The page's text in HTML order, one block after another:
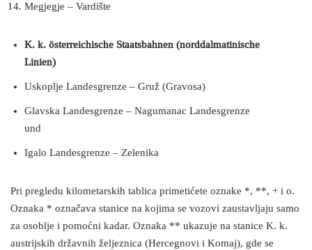
Megjegje – Vardište
K. k. österreichische Staatsbahnen (norddalmatinische
Linien)
Uskoplje Landesgrenze – Gruž (Gravosa)
Glavska Landesgrenze – Nagumanac Landesgrenze
und
Igalo Landesgrenze – Zelenika
Pri pregledu kilometarskih tablica primetićete oznake *, **, + i o.
Oznaka * označava stanice na kojima se vozovi zaustavljaju samo
za osoblje i pomoćni kadar. Oznaka ** ukazuje na stanice K. k.
austrijskih državnih željeznica (Hercegnovi i Komaj), gde se